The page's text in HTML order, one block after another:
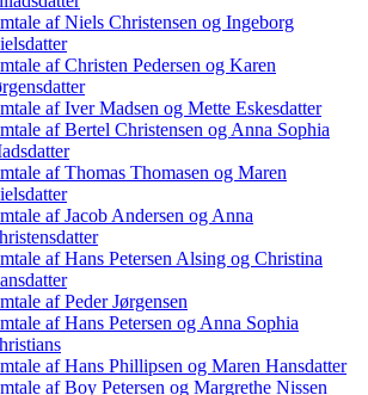
af Niels Christensen og Ingeborg
af Christen Pedersen og Karen
af Iver Madsen og Mette Eskesdatter
af Bertel Christensen og Anna Sophia
af Thomas Thomasen og Maren
af Jacob Andersen og Anna
af Hans Petersen Alsing og Christina
af Peder Jørgensen
af Hans Petersen og Anna Sophia
af Hans Phillipsen og Maren Hansdatter
af Boy Petersen og Margrethe Nissen